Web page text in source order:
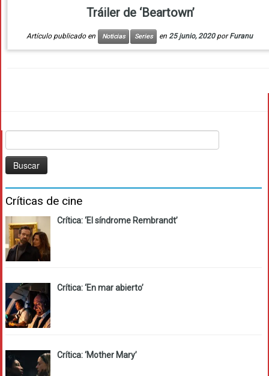
Tráiler de ‘Beartown’
Artículo publicado en Noticias Series en 25 junio, 2020 porFuranu
Críticas de cine
Crítica: ‘El síndrome Rembrandt’
Crítica: ‘En mar abierto’
Crítica: ‘Mother Mary’